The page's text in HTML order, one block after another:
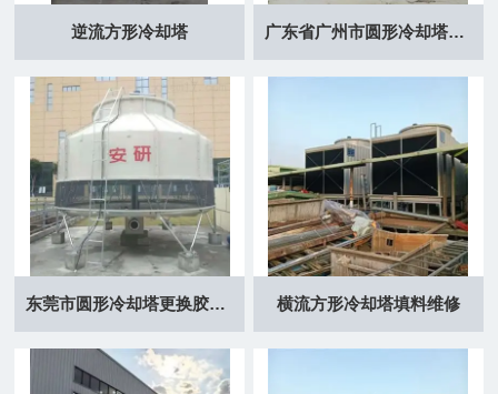
逆流方形冷却塔 广东省广州市圆形冷却塔填料更换
东莞市圆形冷却塔更换胶片填料维修 横流方形冷却塔填料维修